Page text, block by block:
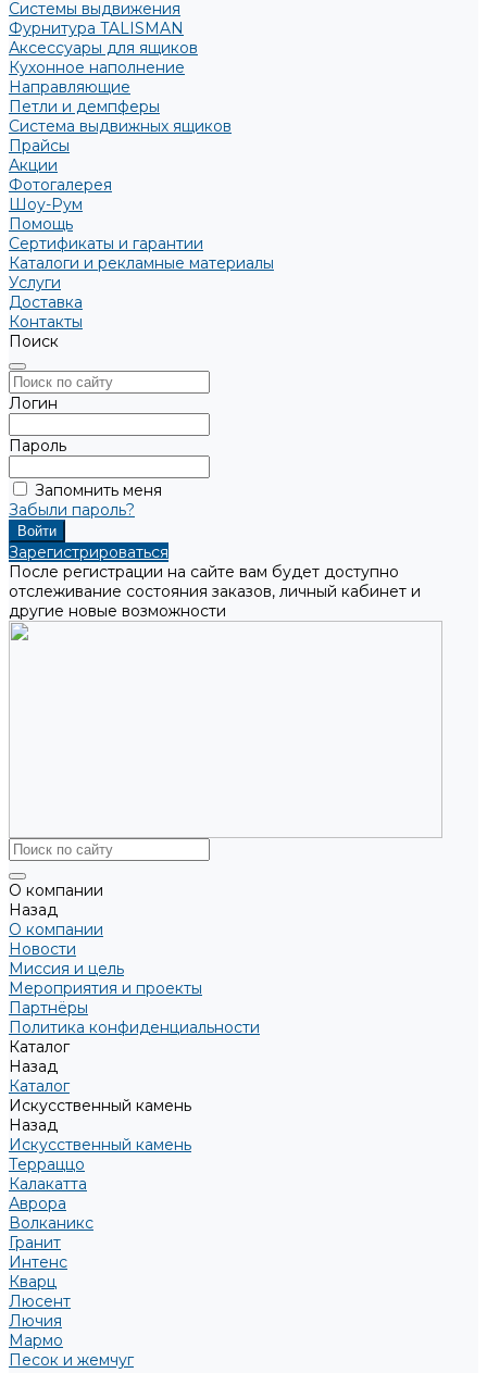
Системы выдвижения
Фурнитура TALISMAN
Аксессуары для ящиков
Кухонное наполнение
Направляющие
Петли и демпферы
Система выдвижных ящиков
Прайсы
Акции
Фотогалерея
Шоу-Рум
Помощь
Сертификаты и гарантии
Каталоги и рекламные материалы
Услуги
Доставка
Контакты
Поиск
Логин
Пароль
Запомнить меня
Забыли пароль?
Зарегистрироваться
После регистрации на сайте вам будет доступно
отслеживание состояния заказов, личный кабинет и
другие новые возможности
О компании
Назад
О компании
Новости
Миссия и цель
Мероприятия и проекты
Партнёры
Политика конфиденциальности
Каталог
Назад
Каталог
Искусственный камень
Назад
Искусственный камень
Терраццо
Калакатта
Аврора
Волканикс
Гранит
Интенс
Кварц
Люсент
Лючия
Мармо
Песок и жемчуг